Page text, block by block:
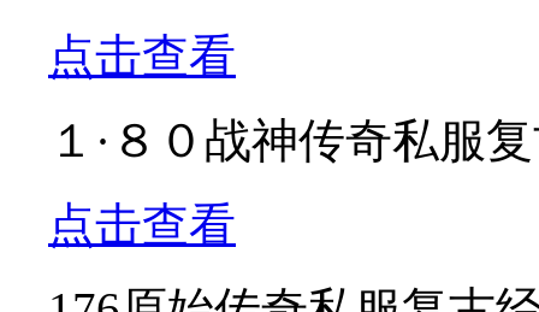
点击查看
１·８０战神传奇私服
点击查看